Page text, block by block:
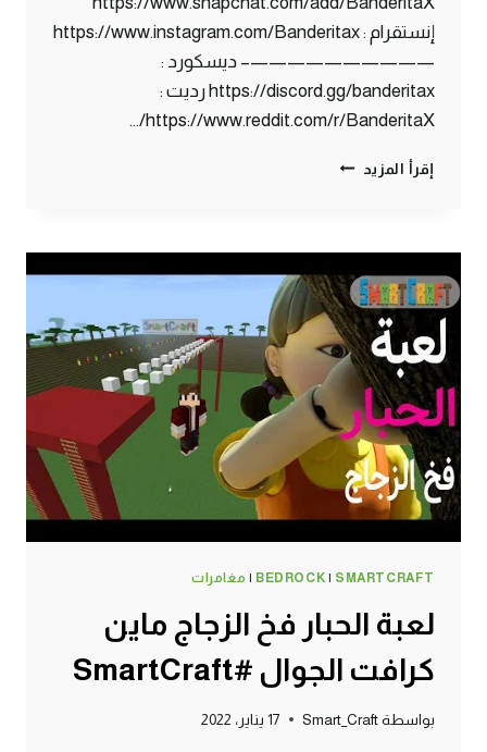
إنستقرام : https://www.instagram.com/Banderitax
——————————– ديسكورد :
https://discord.gg/banderitax رديت :
https://www.reddit.com/r/BanderitaX/…
إقرأ المزيد ماين
:
ون
بلوك
MINECRAFT
ONE
LUCKY
BLOCK
BEDROCK | SMARTCRAFT
| مغامرات
لعبة الحبار فخ الزجاج ماين
كرافت الجوال #SmartCraft
بواسطة Smart_Craft 17 يناير، 2022